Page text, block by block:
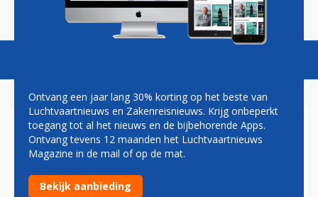
Magazine Podcasts Vacatures
PRIJSVECHTER LEVEL
VERNOEMT AIRBUS NAAR
NEDERLANDSE PASSAGIER
Ontvang een jaar lang 30% korting op het beste van
Luchtvaartnieuws en Zakenreisnieuws. Krijg onbeperkt
toegang tot al het nieuws en de bijbehorende Apps.
Ontvang tevens 12 maanden het Luchtvaartnieuws
Magazine in de mail of op de mat.
Bekijk aanbieding